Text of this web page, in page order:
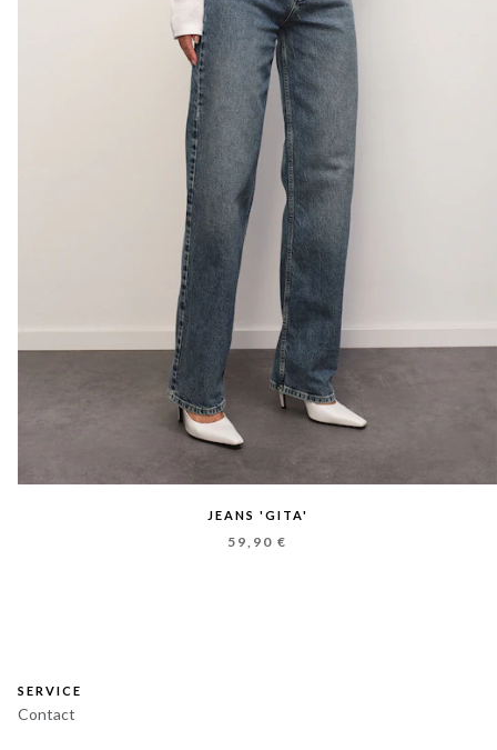
JEANS 'GITA'
59,90 €
SERVICE
Contact